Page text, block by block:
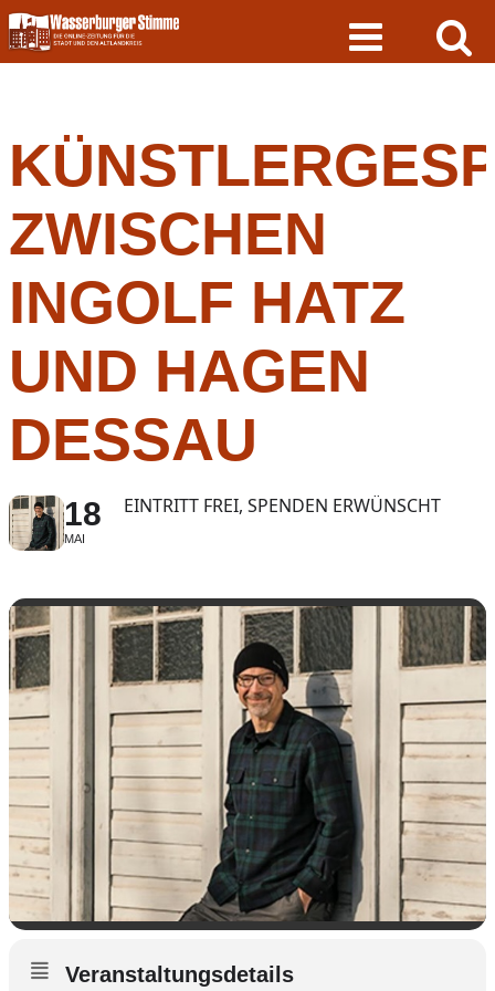
Skip
to
content
ZWISCHEN
INGOLF HATZ
UND HAGEN
DESSAU
18
MAI
EINTRITT FREI, SPENDEN ERWÜNSCHT
Veranstaltungsdetails